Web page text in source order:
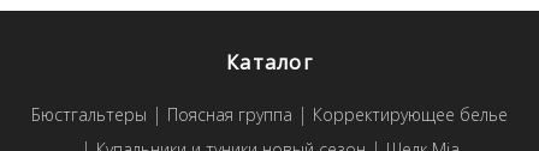
Каталог
Бюстгальтеры Поясная группа
Корректирующее белье